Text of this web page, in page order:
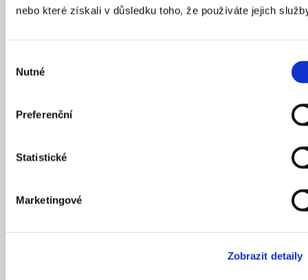
nebo které získali v důsledku toho, že používáte jejich
souhlasu
Nutné
Preferenční
Statistické
Marketingové
Zobrazit detaily